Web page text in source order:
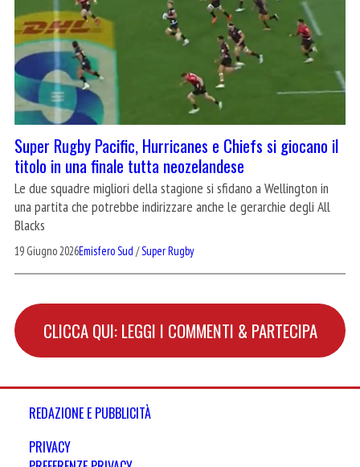
Super Rugby Pacific, Hurricanes e Chiefs si giocano il
titolo in una finale tutta neozelandese
Le due squadre migliori della stagione si sfidano a Wellington in
una partita che potrebbe indirizzare anche le gerarchie degli All
Blacks
19 Giugno 2026Emisfero Sud /Super Rugby
CLICCA QUI: LEGGI I COMMENTI & PARTECIPA
REDAZIONE E PUBBLICITÀ
PRIVACY